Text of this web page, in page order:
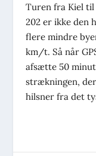
Turen fra Kiel til
202 er ikke den
flere mindre
km/t. Så når
afsætte 50
strækningen,
hilsner fra det